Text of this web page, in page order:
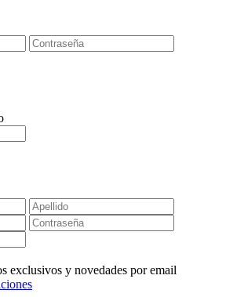
exclusivos y novedades por email